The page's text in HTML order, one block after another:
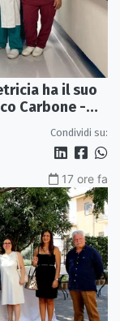
ha il suo
Carbone -
Condividi su:
17 ore fa